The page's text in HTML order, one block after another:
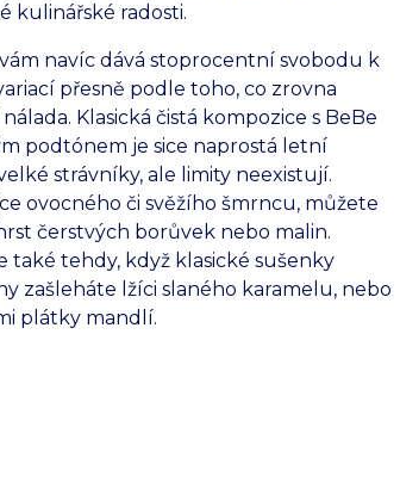
kulinářské radosti.
navíc dává stoprocentní svobodu k
přesně podle toho, co zrovna
Klasická čistá kompozice s BeBe
podtónem je sice naprostá letní
strávníky, ale limity neexistují.
ovocného či svěžího šmrncu, můžete
čerstvých borůvek nebo malin.
také tehdy, když klasické sušenky
zašleháte lžíci slaného karamelu, nebo
plátky mandlí.